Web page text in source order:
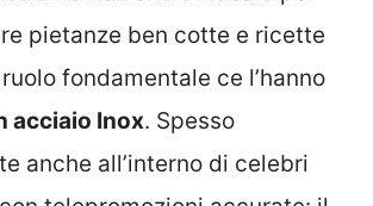
pietanze ben cotte e ricette
fondamentale ce l’hanno
acciaio Inox. Spesso
anche all’interno di celebri